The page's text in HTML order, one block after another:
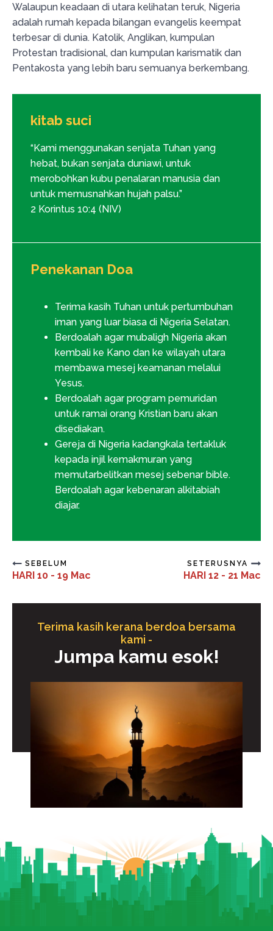
Walaupun keadaan di utara kelihatan teruk, Nigeria
adalah rumah kepada bilangan evangelis keempat
terbesar di dunia. Katolik, Anglikan, kumpulan
Protestan tradisional, dan kumpulan karismatik dan
Pentakosta yang lebih baru semuanya berkembang.
kitab suci
“Kami menggunakan senjata Tuhan yang
hebat, bukan senjata duniawi, untuk
merobohkan kubu penalaran manusia dan
untuk memusnahkan hujah palsu.”
2 Korintus 10:4 (NIV)
Penekanan Doa
Terima kasih Tuhan untuk pertumbuhan
iman yang luar biasa di Nigeria Selatan.
Berdoalah agar mubaligh Nigeria akan
kembali ke Kano dan ke wilayah utara
membawa mesej keamanan melalui
Yesus.
Berdoalah agar program pemuridan
untuk ramai orang Kristian baru akan
disediakan.
Gereja di Nigeria kadangkala tertakluk
kepada injil kemakmuran yang
memutarbelitkan mesej sebenar bible.
Berdoalah agar kebenaran alkitabiah
diajar.
SEBELUM
HARI 10 - 19 Mac
SETERUSNYA
HARI 12 - 21 Mac
Terima kasih kerana berdoa bersama
kami -
Jumpa kamu esok!